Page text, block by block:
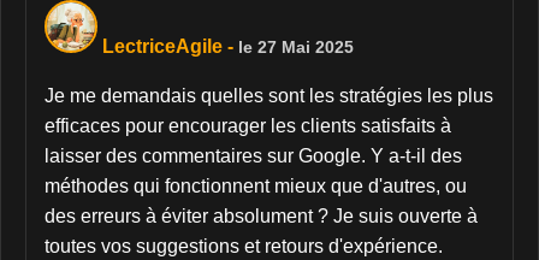
LectriceAgile - le 27 Mai 2025
Je me demandais quelles sont les stratégies les plus
efficaces pour encourager les clients satisfaits à
laisser des commentaires sur Google. Y a-t-il des
méthodes qui fonctionnent mieux que d'autres, ou
des erreurs à éviter absolument ? Je suis ouverte à
toutes vos suggestions et retours d'expérience.